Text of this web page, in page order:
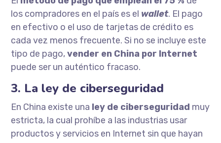
los compradores en el país es el wallet. El pago
en efectivo o el uso de tarjetas de crédito es
cada vez menos frecuente. Si no se incluye este
tipo de pago,vender en China por Internet
puede ser un auténtico fracaso.
3. La ley de ciberseguridad
En China existe una ley de ciberseguridad muy
estricta, la cual prohíbe a las industrias usar
productos y servicios en Internet sin que hayan